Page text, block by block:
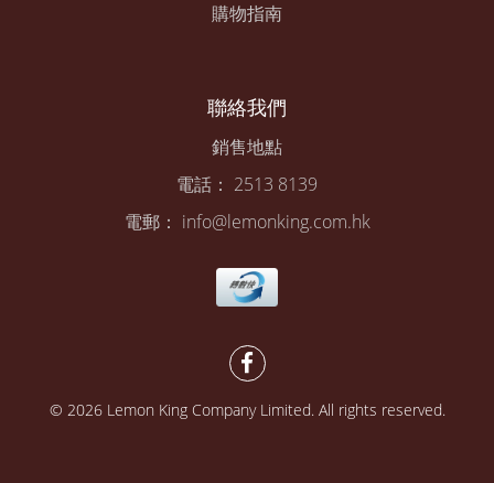
購物指南
聯絡我們
銷售地點
電話： 2513 8139
電郵： info@lemonking.com.hk
© 2026 Lemon King Company Limited. All rights reserved.